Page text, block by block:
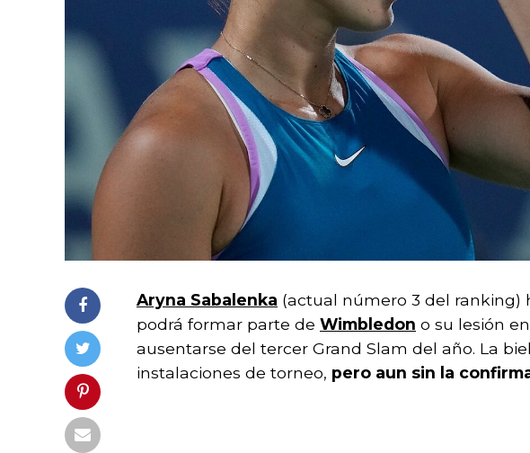
Aryna Sabalenka (actual número 3 del ranking)
podrá formar parte de Wimbledon o su lesión
ausentarse del tercer Grand Slam del año. La
instalaciones de torneo, pero aun sin la